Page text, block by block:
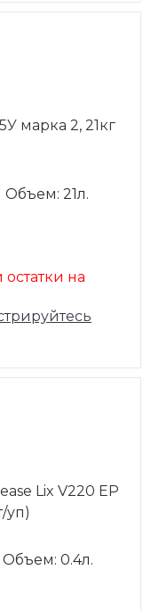
марка 2, 21кг
Объем: 21л.
на
Lix V220 ЕР
уп)
Объем: 0.4л.